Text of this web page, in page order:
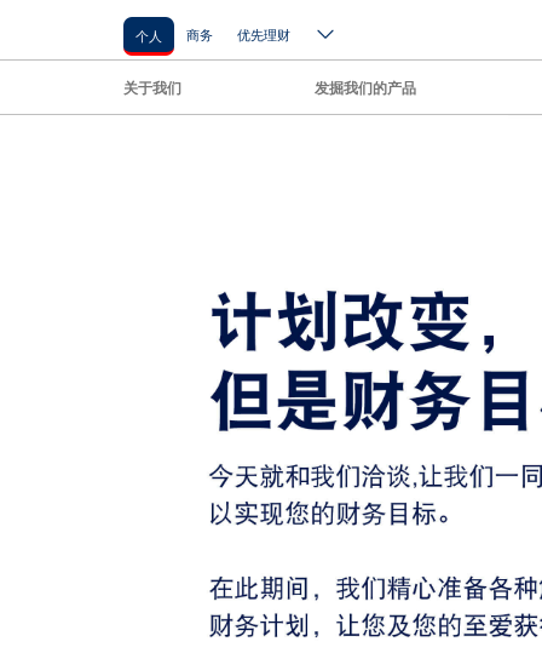
个人 商务 优先理财
关于我们 发掘我们的产品